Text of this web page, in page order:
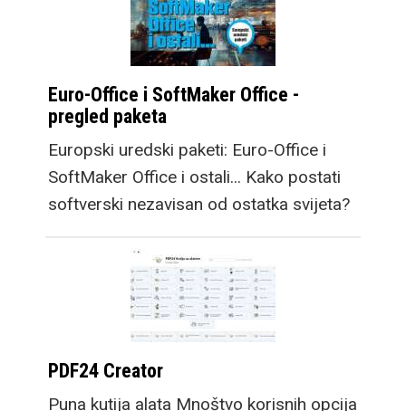
Euro-Office i SoftMaker Office -
pregled paketa
Europski uredski paketi: Euro-Office i
SoftMaker Office i ostali... Kako postati
softverski nezavisan od ostatka svijeta?
PDF24 Creator
Puna kutija alata Mnoštvo korisnih opcija